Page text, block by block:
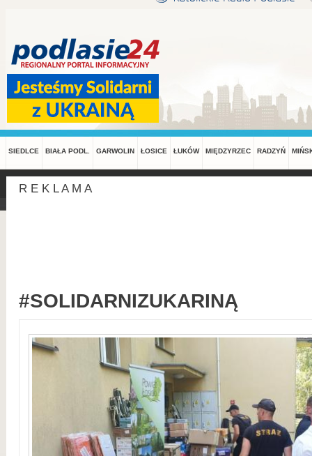
SIEDLCE BIAŁA PODL. GARWOLIN ŁOSICE ŁUKÓW MIĘDZYRZEC RADZYŃ
R E K L A M A
#SOLIDARNIZUKARINĄ